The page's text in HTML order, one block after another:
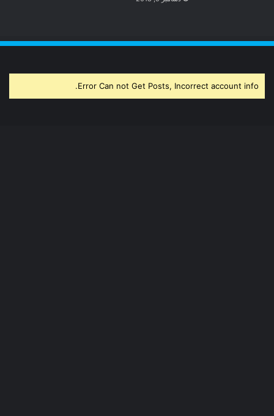
Error Can not Get Posts, Incorrect account info.